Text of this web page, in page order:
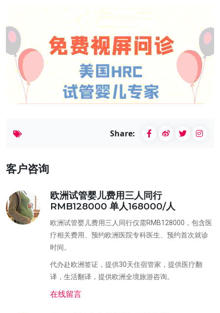
Share:
客户咨询
欧洲试管婴儿费用三人同行
RMB128000 单人168000/人
欧洲试管婴儿费用三人同行仅需RMB128000，包含医
疗相关费用、预约欧洲医院专科医生、预约首次就诊
时间。
代办赴欧洲签证，提供30天住宿管家，提供医疗翻
译，生活翻译，提供欧洲全境旅游咨询。
在线留言